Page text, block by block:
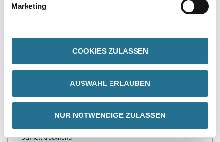
Marketing
COOKIES ZULASSEN
AUSWAHL ERLAUBEN
NUR NOTWENDIGE ZULASSEN
PRODUKTEIGENSCHAFTEN
Produkteigenschaft
- Sehr gute Farbstabilität
- Lange Offenzeit
- Hohe Schlag- und Stoßfestigkeit
- Leichte Verarbeitbarkeit
- Schnell trocknend